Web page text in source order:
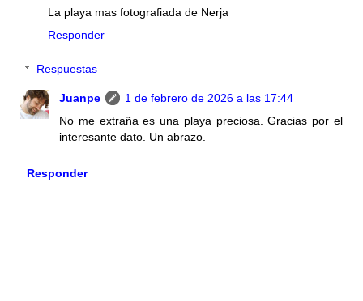
La playa mas fotografiada de Nerja
Responder
Respuestas
Juanpe
1 de febrero de 2026 a las 17:44
No me extraña es una playa preciosa. Gracias por el
interesante dato. Un abrazo.
Responder